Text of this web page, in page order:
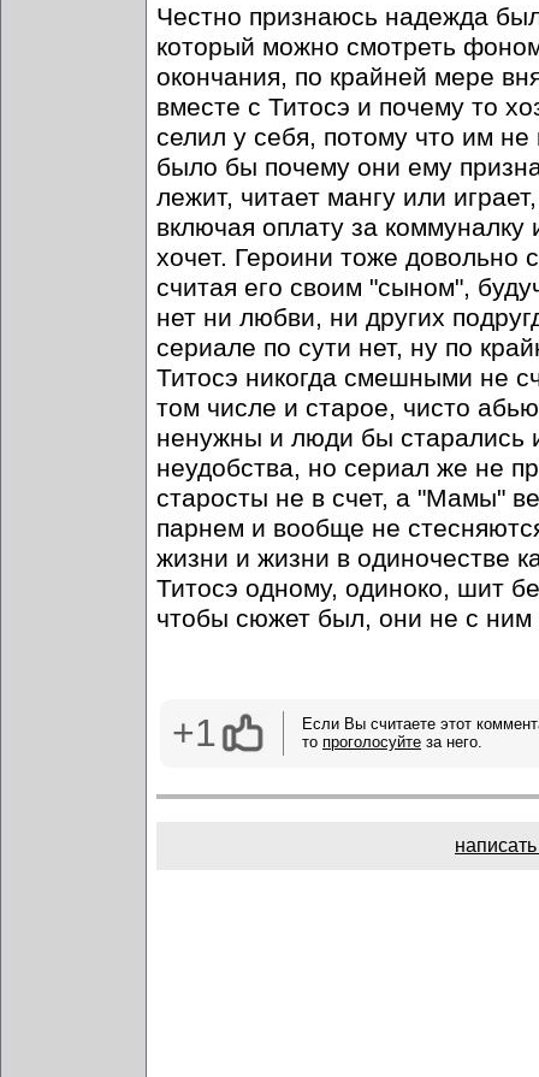
Честно признаюсь надежда
который можно смотреть
окончания, по крайней мере
вместе с Титосэ и почему то
селил у себя, потому что им
было бы почему они ему
лежит, читает мангу или
включая оплату за коммуналку
хочет. Героини тоже довольно
считая его своим "сыном",
нет ни любви, ни других
сериале по сути нет, ну по
Титосэ никогда смешными не
том числе и старое, чисто
ненужны и люди бы старались
неудобства, но сериал же не
старосты не в счет, а "Мамы"
парнем и вообще не
жизни и жизни в одиночестве
Титосэ одному, одиноко, шит
чтобы сюжет был, они не с
+1
Если Вы считаете этот
то проголосуйте за него.